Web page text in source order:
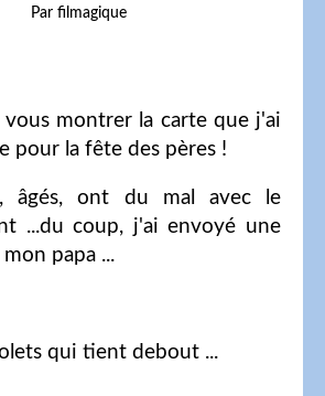
Par filmagique
montrer la carte que j'ai
pour la fête des pères !
âgés, ont du mal avec le
...du coup, j'ai envoyé une
papa ...
qui tient debout ...